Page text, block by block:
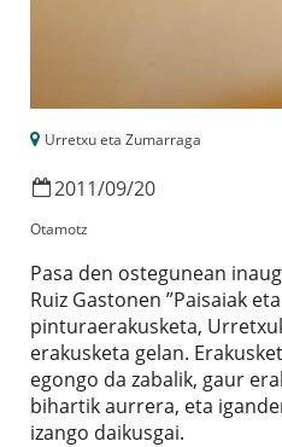
Urretxu eta Zumarraga
2011/09/20
Otamotz
Pasa den ostegunean
Ruiz Gastonen ”Paisaiak
pinturaerakusketa,
erakusketa gelan.
egongo da zabalik, gaur
bihartik aurrera, eta
izango daikusgai.